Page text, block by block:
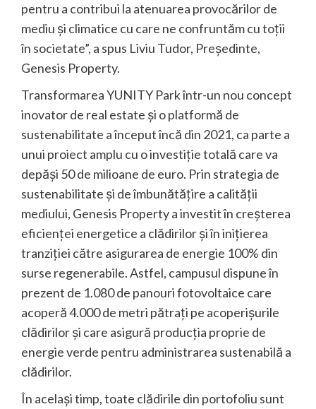
pentru a contribui la atenuarea provocărilor de
mediu și climatice cu care ne confruntăm cu toții
în societate”, a spus Liviu Tudor, Președinte,
Genesis Property.
Transformarea YUNITY Park într-un nou concept
inovator de real estate și o platformă de
sustenabilitate a început încă din 2021, ca parte a
unui proiect amplu cu o investiție totală care va
depăși 50 de milioane de euro. Prin strategia de
sustenabilitate și de îmbunătățire a calității
mediului, Genesis Property a investit în creșterea
eficienței energetice a clădirilor și în inițierea
tranziției către asigurarea de energie 100% din
surse regenerabile. Astfel, campusul dispune în
prezent de 1.080 de panouri fotovoltaice care
acoperă 4.000 de metri pătrați pe acoperișurile
clădirilor și care asigură producția proprie de
energie verde pentru administrarea sustenabilă a
clădirilor.
În același timp, toate clădirile din portofoliu sunt